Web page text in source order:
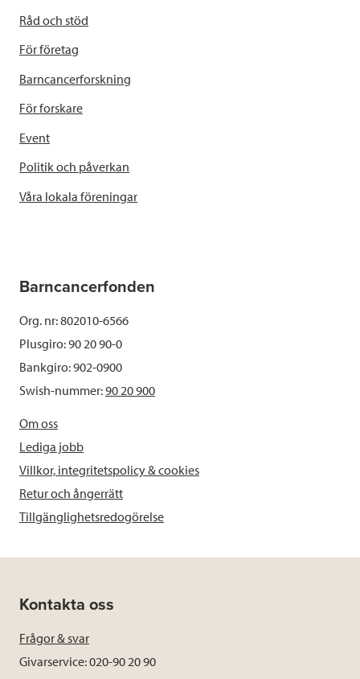
Råd och stöd
För företag
Barncancerforskning
För forskare
Event
Politik och påverkan
Våra lokala föreningar
Barncancerfonden
Org. nr: 802010-6566
Plusgiro: 90 20 90-0
Bankgiro: 902-0900
Swish-nummer:90 20 900
Om oss
Lediga jobb
Villkor, integritetspolicy & cookies
Retur och ångerrätt
Tillgänglighetsredogörelse
Kontakta oss
Frågor & svar
Givarservice: 020-90 20 90